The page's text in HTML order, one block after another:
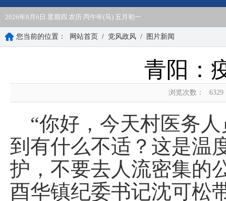
2026年8月6日 星期四 农历 丙午年(马) 五月初一
您当前的位置： 网站首页 / 党风政风 / 图片新闻
青阳：
浏览次数： 6329
“你好，今天村医务人
到有什么不适？这是温
护，不要去人流密集
酉华镇纪委书记沈可松